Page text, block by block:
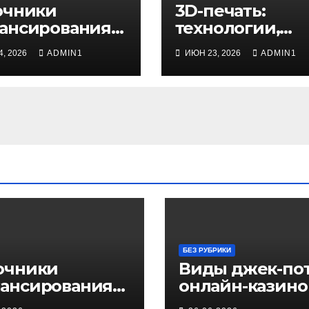
от
до
2026 ADMIN1
3D-печать:
технологии,
применение и
советы для
начинающих
ИЮН 23, 2026 ADMIN1
от
БЕЗ РУБРИКИ
Виды джек-
онлайн-казино